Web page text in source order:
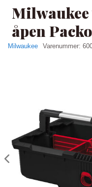
Milwaukee
åpen
Milwaukee Varenummer: